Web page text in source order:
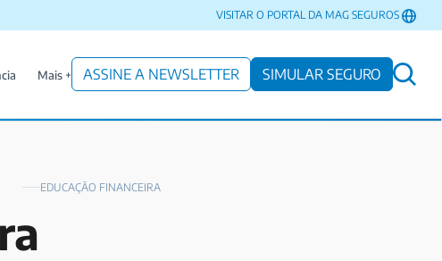
VISITAR O PORTAL DA MAG SEGUROS
Mais + ASSINE A NEWSLETTER SIMULAR SEGURO
EDUCAÇÃO FINANCEIRA